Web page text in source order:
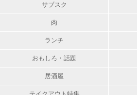
サブスク
肉
ランチ
おもしろ・話題
居酒屋